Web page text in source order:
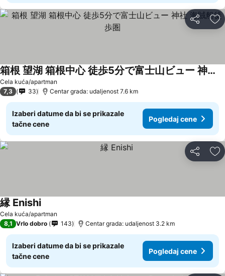
Deli
Cela kuća/apartman
箱根 望湖 箱根中心 徒歩5分で富士山ビュー 神社 海賊船徒歩圏
Pogledaj cene
7,3 33 Centar grada: udaljenost 7.6 km
Izaberi datume da bi se prikazale
tačne cene
Pogledaj cene
Deli
Cela kuća/apartman
縁 EnishiPogledaj cene
8,1 Vrlo dobro 143 Centar grada: udaljenost 3.2 km
Izaberi datume da bi se prikazale
tačne cene
Pogledaj cene